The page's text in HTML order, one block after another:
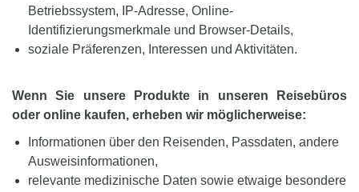
Betriebssystem, IP-Adresse, Online-
Identifizierungsmerkmale und Browser-Details,
soziale Präferenzen, Interessen und Aktivitäten.
Wenn Sie unsere Produkte in unseren Reisebüros
oder online kaufen, erheben wir möglicherweise:
Informationen über den Reisenden, Passdaten, andere
Ausweisinformationen,
relevante medizinische Daten sowie etwaige besondere